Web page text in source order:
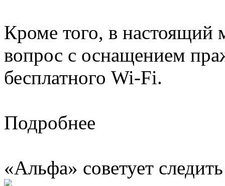
Кроме того, в настоящий
вопрос с оснащением
бесплатного Wi-Fi.
Подробнее
«Альфа» советует